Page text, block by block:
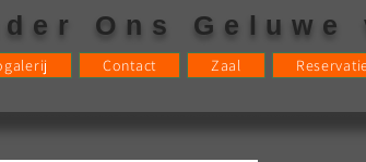
Ons Geluwe
Contact Zaal